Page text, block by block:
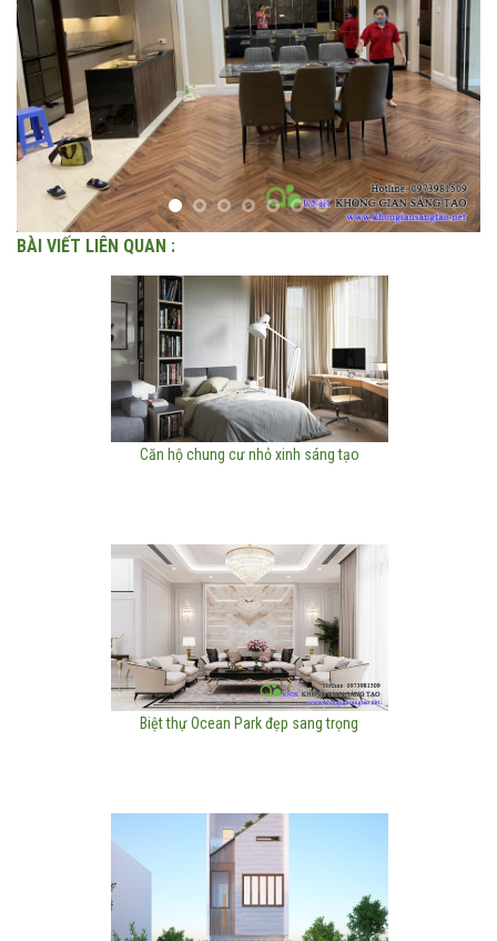
BÀI VIẾT LIÊN QUAN :
Căn hộ chung cư nhỏ xinh sáng tạo
Biệt thự Ocean Park đẹp sang trọng